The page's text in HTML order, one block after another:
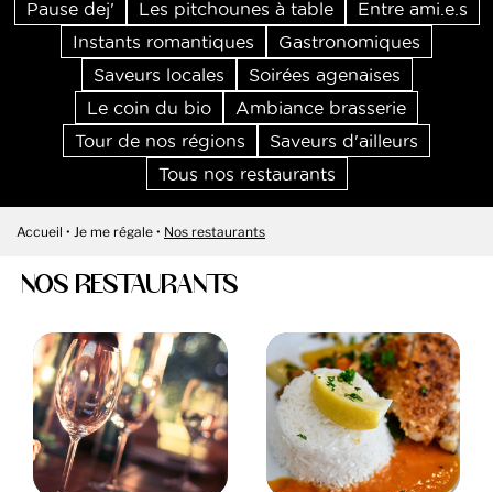
Pause dej' Les pitchounes à table
Entre ami.e.s
Instants romantiques
Gastronomiques
Saveurs locales
Soirées agenaises
Le coin du bio
Ambiance brasserie
Tour de nos régions
Saveurs d'ailleurs
Tous nos restaurants
Accueil Je me régale Nos restaurants
NOS RESTAURANTS